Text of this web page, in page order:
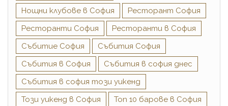
Нощни клубове в София
Ресторант София
Ресторанти София
Ресторанти в София
Събитиe София
Събития София
Събития в София
Събития в софия днес
Събития в софия този уикенд
Този уикенд в София
Топ 10 барове в София